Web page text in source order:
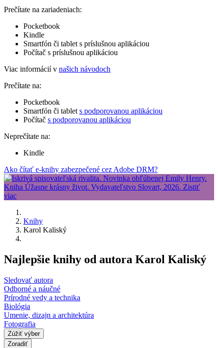
Prečítate na zariadeniach:
Pocketbook
Kindle
Smartfón či tablet s príslušnou aplikáciou
Počítač s príslušnou aplikáciou
Viac informácií v našich návodoch
Prečítate na:
Pocketbook
Smartfón či tablet s podporovanou aplikáciou
Počítač s podporovanou aplikáciou
Neprečítate na:
Kindle
Ako čítať e-knihy zabezpečené cez Adobe DRM?
Knihy
Karol Kaliský
Najlepšie knihy od autora Karol Kaliský
Sledovať autora
Odborné a náučné
Prírodné vedy a technika
Biológia
Umenie, dizajn a architektúra
Fotografia
Zúžiť výber
Zoradiť